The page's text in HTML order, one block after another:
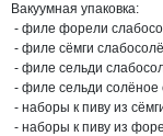
Вакуумная упаковка:
- филе форели
- филе сёмги
- филе сельди
- филе сельди солёное
- наборы к пиву из
- наборы к пиву из